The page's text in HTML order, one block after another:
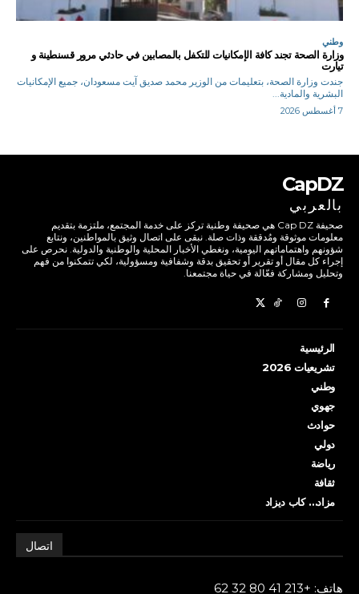
وطني
وزارة الصحة تجند كافة الإمكانيات للتكفل بالمصابين في حادثي مرور قسنطينة و
تيارت
جندت وزارة الصحة، بتعليمات من الوزير محمد صديق آيت مسعودان، جميع الإمكانيات
البشرية والمادية...
7 أغسطس 2026
CapDZ
بالعربي
صحيفة Cap DZ هي صحيفة وطنية تركز على خدمة المجتمع، ملتزمة بتقديم
معلومات موثوقة ومُدققة وذات صلة. نبقى على اتصال وثيق بالمواطنين، ونتابع
شؤونهم واهتماماتهم اليومية، ونغطي الأخبار المحلية والوطنية والدولية. نحرص على
إجراء كل مقال أو تقرير أو تحقيق بدقة وشفافية ومسؤولية، لكي تتمكنوا من فهم
وتحليل ومشاركة فعّالة في حياة مجتمعنا.
الرئيسية
تشريعيات 2026
وطني
جهوي
حوادث
دولي
رياضة
ثقافة
مزاد… كاب ديزاد
اتصال
هاتف: +213 41 80 32 62